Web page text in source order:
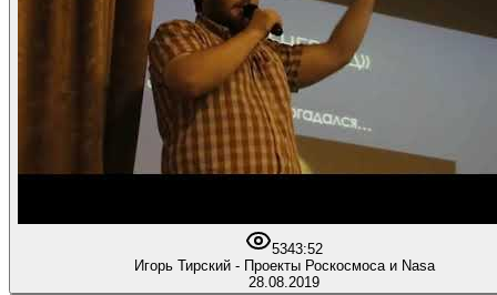
5343:52
Игорь Тирский - Проекты Роскосмоса и Nasa
28.08.2019